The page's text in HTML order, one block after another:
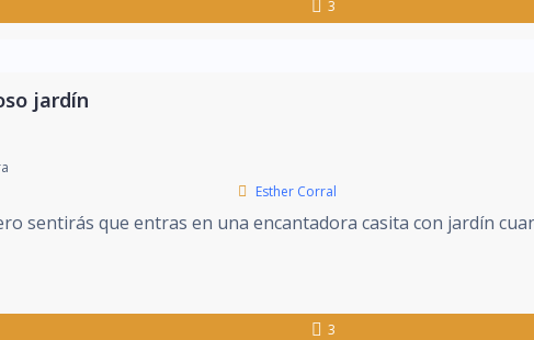
3
jardín
Esther Corral
sentirás que entras en una encantadora casita con jardín
3